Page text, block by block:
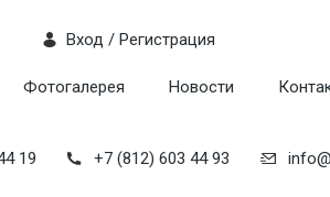
Фотогалерея Новости
Вход / Регистрация
19 +7 (812) 603 44 93